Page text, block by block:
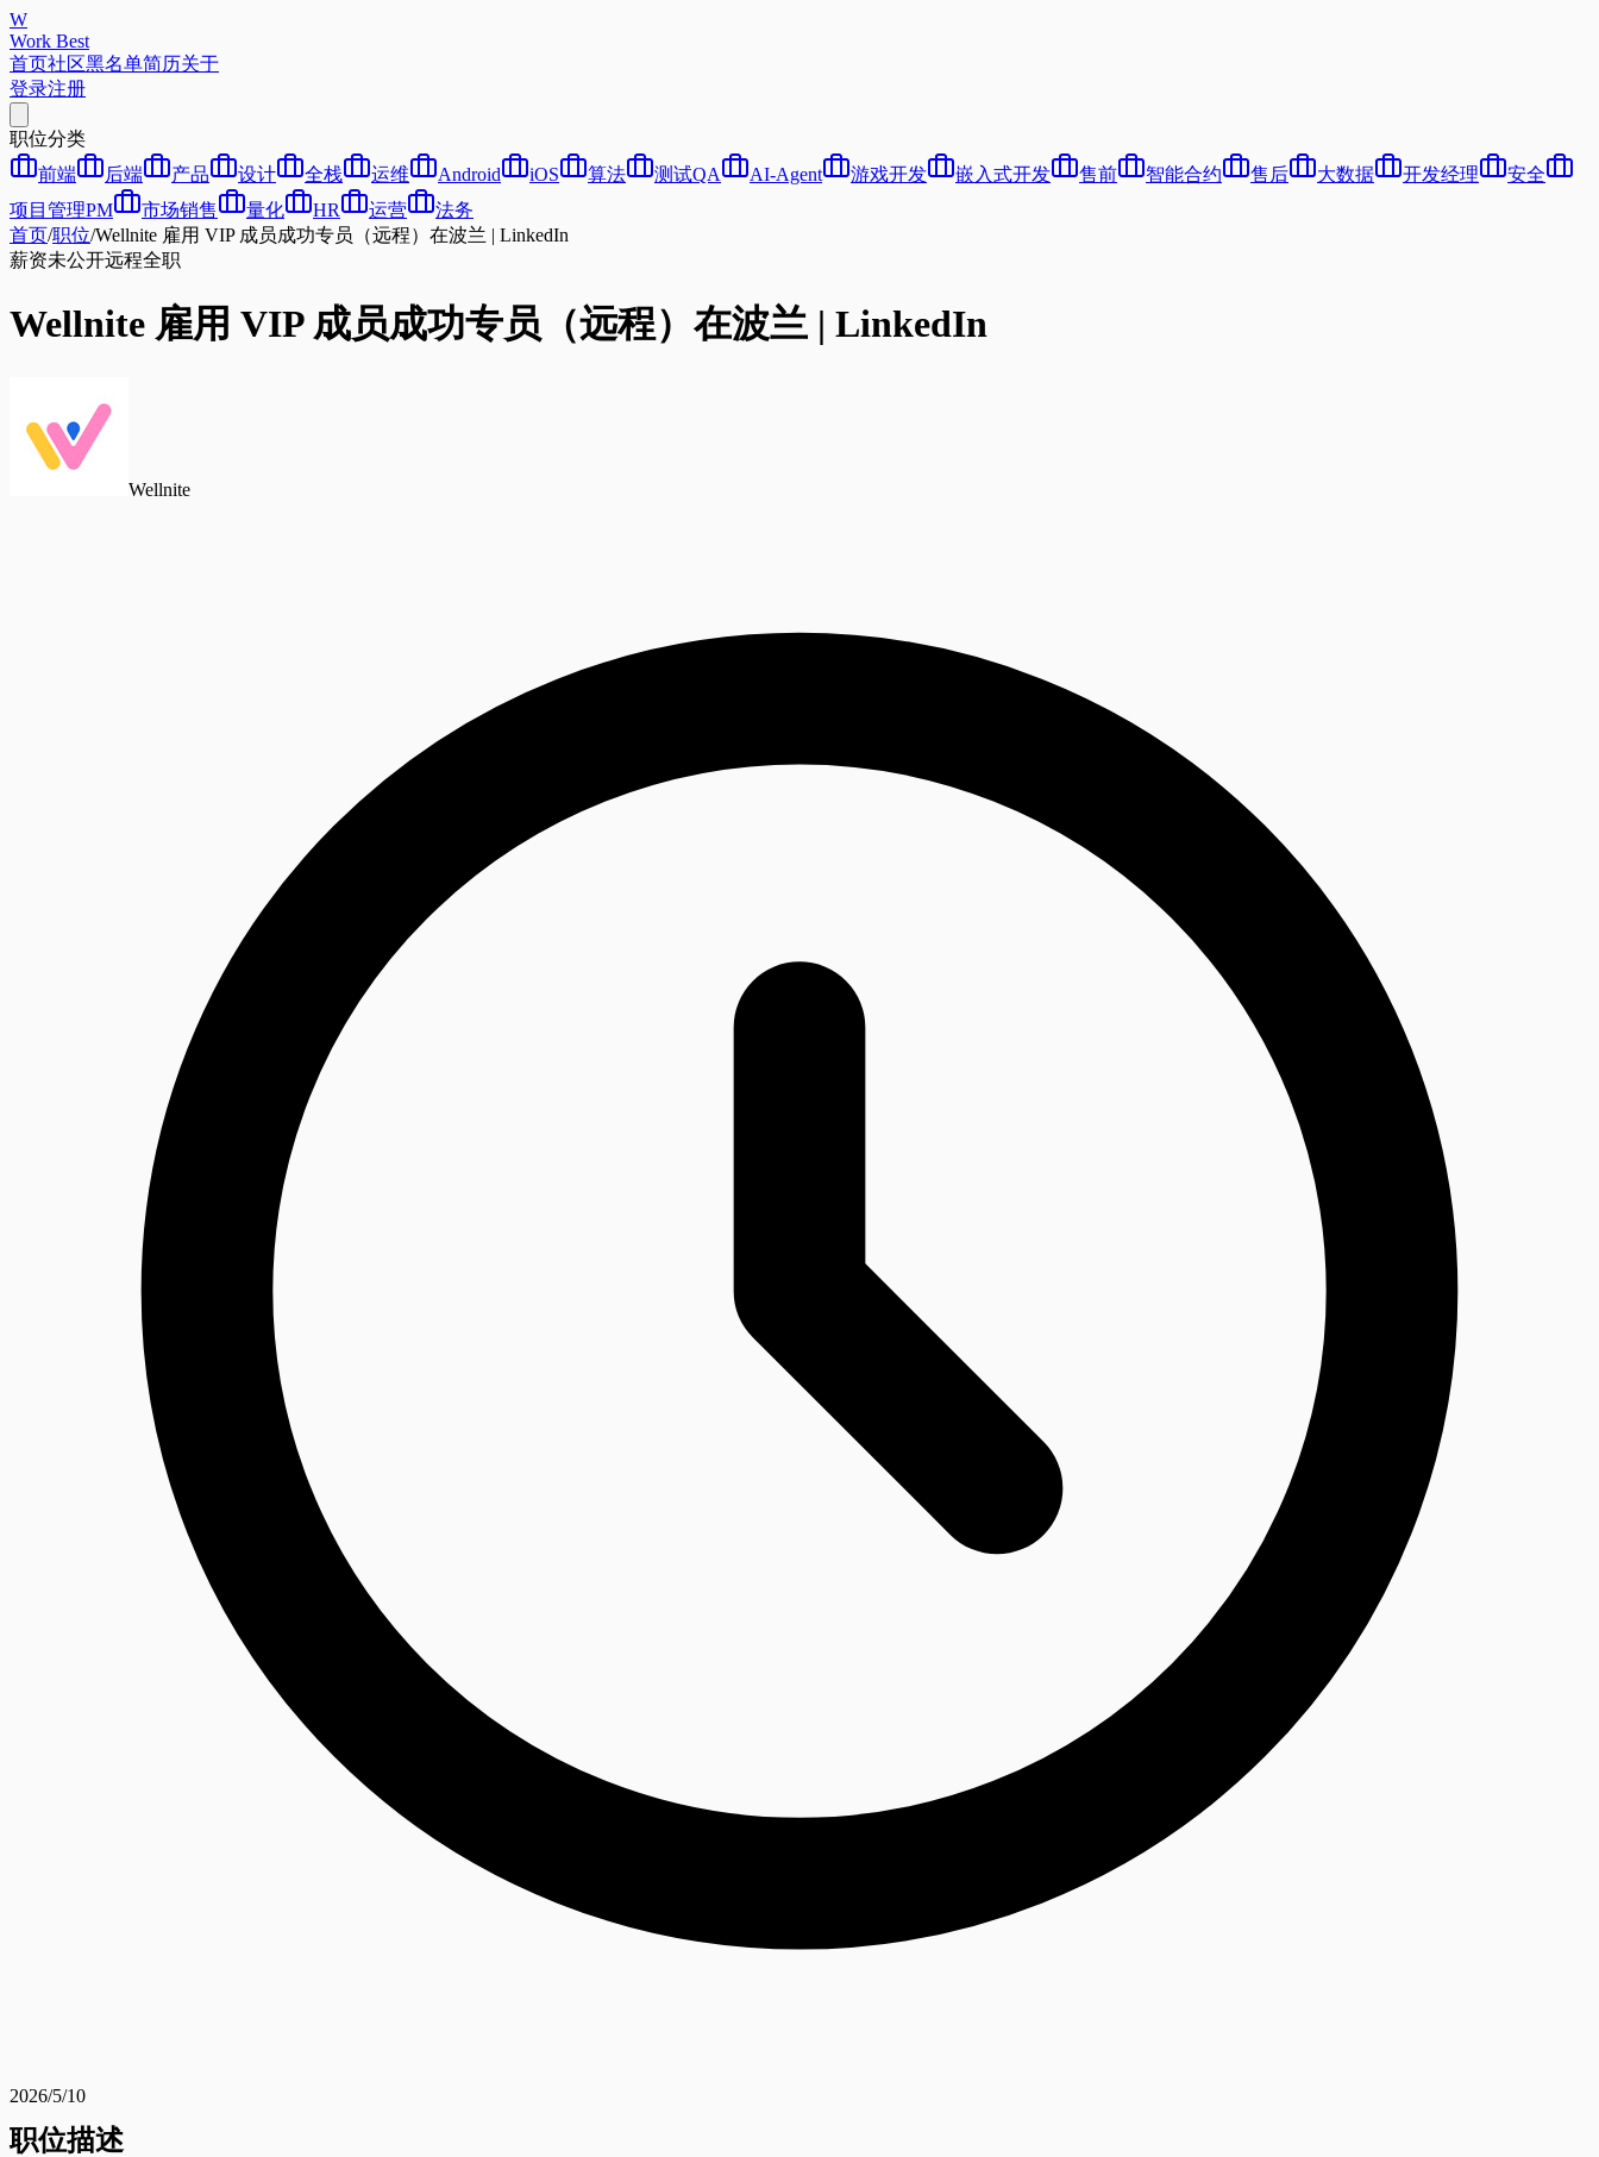
W
Work Best
首页社区黑名单简历关于
登录注册
职位分类
前端
后端 产品 设计 全栈 运维 Android iOS 算法 测试QA AI-Agent 游戏开发 嵌入式开发 售前 智能合约 售后 大数据 开发经理
安全
项目管理PM
市场销售 量化 HR 运营
法务
首页/职位/Wellnite 雇用 VIP 成员成功专员（远程）在波兰 | LinkedIn
薪资未公开远程全职
Wellnite 雇用 VIP 成员成功专员（远程）在波兰 | LinkedIn
Wellnite
2026/5/10
职位描述